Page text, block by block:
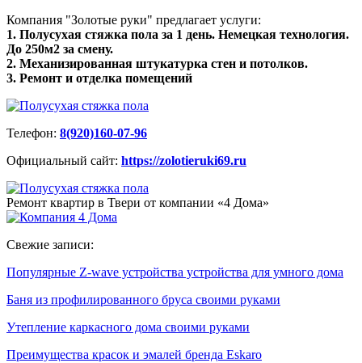
Компания "Золотые руки" предлагает услуги:
1. Полусухая стяжка пола за 1 день. Немецкая технология.
До 250м2 за смену.
2. Механизированная штукатурка стен и потолков.
3. Ремонт и отделка помещений
Телефон: 8(920)160-07-96
Официальный сайт: https://zolotieruki69.ru
Ремонт квартир в Твери от компании «4 Дома»
Свежие записи:
Популярные Z-wave устройства устройства для умного дома
Баня из профилированного бруса своими руками
Утепление каркасного дома своими руками
Преимущества красок и эмалей бренда Eskaro